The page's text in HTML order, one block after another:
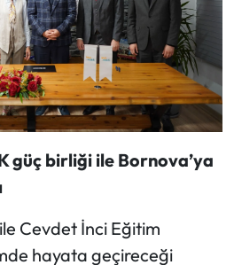
güç birliği ile Bornova’ya
Cevdet İnci Eğitim
hayata geçireceği